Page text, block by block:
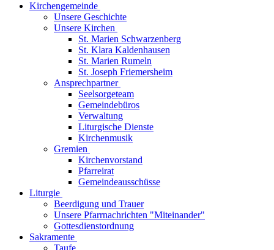
Kirchengemeinde
Unsere Geschichte
Unsere Kirchen
St. Marien Schwarzenberg
St. Klara Kaldenhausen
St. Marien Rumeln
St. Joseph Friemersheim
Ansprechpartner
Seelsorgeteam
Gemeindebüros
Verwaltung
Liturgische Dienste
Kirchenmusik
Gremien
Kirchenvorstand
Pfarreirat
Gemeindeausschüsse
Liturgie
Beerdigung und Trauer
Unsere Pfarrnachrichten "Miteinander"
Gottesdienstordnung
Sakramente
Taufe